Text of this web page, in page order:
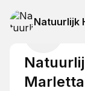
Natuurlijk